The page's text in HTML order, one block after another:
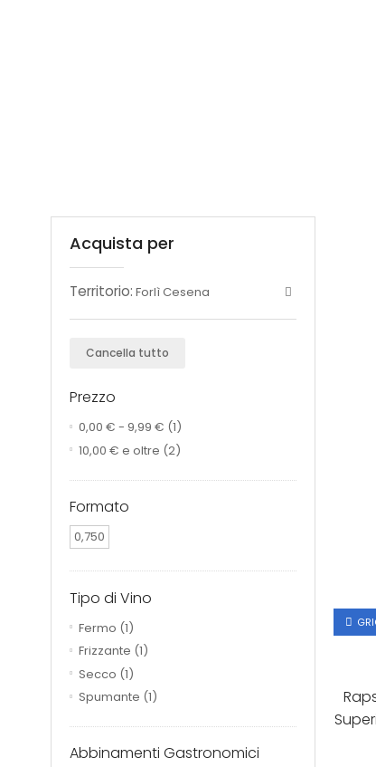
Acquista per
Territorio: Forlì Cesena
Cancella tutto
Prezzo
0,00 € - 9,99 € (1)
10,00 € e oltre (2)
Formato
0,750
Tipo di Vino
Fermo (1)
Frizzante (1)
Secco (1)
Spumante (1)
Abbinamenti Gastronomici